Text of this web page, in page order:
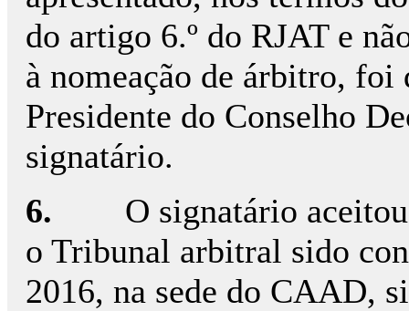
do artigo 6.º do RJAT e
à nomeação de árbitro, foi
Presidente do Conselho
signatário.
6. O signatário
o Tribunal arbitral sido
2016, na sede do CAAD,